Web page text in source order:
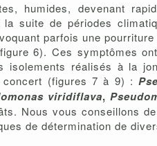
humides, devenant
suite de périodes
parfois une
6). Ces symptômes
réalisés à la
concert (figures 7 à 9) :
viridiflava,
Nous vous conseillons
de détermination de